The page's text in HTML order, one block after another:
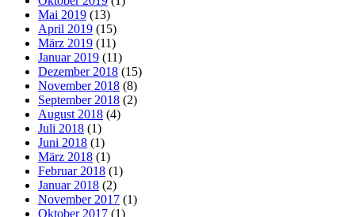
Mai 2019 (13)
April 2019 (15)
März 2019 (11)
Januar 2019 (11)
Dezember 2018 (15)
November 2018 (8)
September 2018 (2)
August 2018 (4)
Juli 2018 (1)
Juni 2018 (1)
März 2018 (1)
Februar 2018 (1)
Januar 2018 (2)
November 2017 (1)
Oktober 2017 (1)